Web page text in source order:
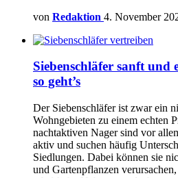
von Redaktion 4. November
Siebenschläfer sanft und
so geht’s
Der Siebenschläfer ist zwar ein
Wohngebieten zu einem echten
nachtaktiven Nager sind vor
aktiv und suchen häufig
Siedlungen. Dabei können sie
und Gartenpflanzen